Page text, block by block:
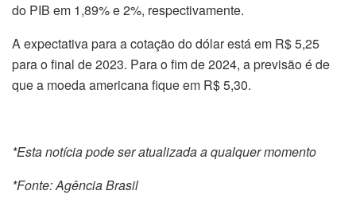
do PIB em 1,89% e 2%, respectivamente.
A expectativa para a cotação do dólar está em R$ 5,25
para o final de 2023. Para o fim de 2024, a previsão é de
que a moeda americana fique em R$ 5,30.
*Esta notícia pode ser atualizada a qualquer momento
*Fonte: Agência Brasil